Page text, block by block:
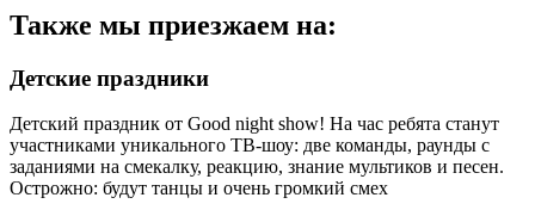
Также мы приезжаем на:
Детские праздники
Детский праздник от Good night show! На час ребята станут
участниками уникального ТВ-шоу: две команды, раунды с
заданиями на смекалку, реакцию, знание мультиков и песен.
Острожно: будут танцы и очень громкий смех